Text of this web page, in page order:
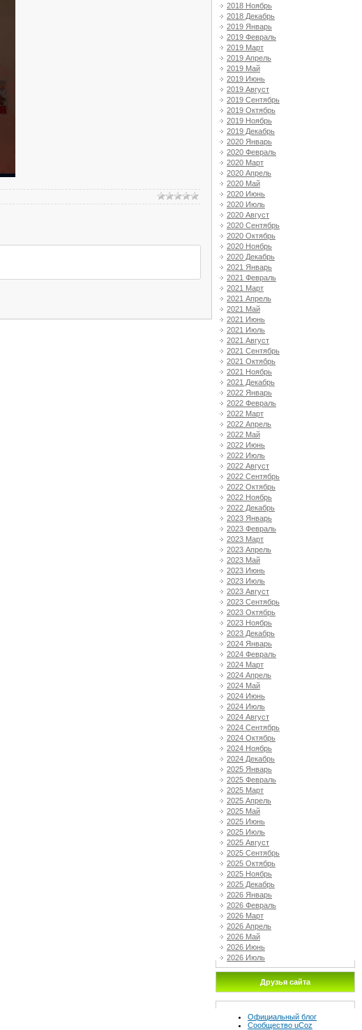
2018 Ноябрь
2018 Декабрь
2019 Январь
2019 Февраль
2019 Март
2019 Апрель
2019 Май
2019 Июнь
2019 Август
2019 Сентябрь
2019 Октябрь
2019 Ноябрь
2019 Декабрь
2020 Январь
2020 Февраль
2020 Март
2020 Апрель
2020 Май
2020 Июнь
2020 Июль
2020 Август
2020 Сентябрь
2020 Октябрь
2020 Ноябрь
2020 Декабрь
2021 Январь
2021 Февраль
2021 Март
2021 Апрель
2021 Май
2021 Июнь
2021 Июль
2021 Август
2021 Сентябрь
2021 Октябрь
2021 Ноябрь
2021 Декабрь
2022 Январь
2022 Февраль
2022 Март
2022 Апрель
2022 Май
2022 Июнь
2022 Июль
2022 Август
2022 Сентябрь
2022 Октябрь
2022 Ноябрь
2022 Декабрь
2023 Январь
2023 Февраль
2023 Март
2023 Апрель
2023 Май
2023 Июнь
2023 Июль
2023 Август
2023 Сентябрь
2023 Октябрь
2023 Ноябрь
2023 Декабрь
2024 Январь
2024 Февраль
2024 Март
2024 Апрель
2024 Май
2024 Июнь
2024 Июль
2024 Август
2024 Сентябрь
2024 Октябрь
2024 Ноябрь
2024 Декабрь
2025 Январь
2025 Февраль
2025 Март
2025 Апрель
2025 Май
2025 Июнь
2025 Июль
2025 Август
2025 Сентябрь
2025 Октябрь
2025 Ноябрь
2025 Декабрь
2026 Январь
2026 Февраль
2026 Март
2026 Апрель
2026 Май
2026 Июнь
2026 Июль
Друзья сайта
Официальный блог
Сообщество uCoz